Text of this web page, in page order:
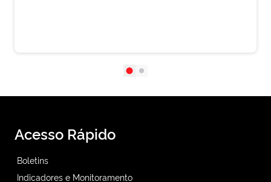
Acesso Rápido
Boletins
Indicadores e Monitoramento